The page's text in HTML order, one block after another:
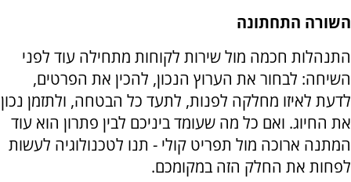
השורה התחתונה
התנהלות חכמה מול שירות לקוחות מתחילה עוד לפני
השיחה: לבחור את הערוץ הנכון, להכין את הפרטים,
לדעת לאיזו מחלקה לפנות, לתעד כל הבטחה, ולתזמן נכון
את החיוג. ואם כל מה שעומד ביניכם לבין פתרון הוא עוד
המתנה ארוכה מול תפריט קולי - תנו לטכנולוגיה לעשות
לפחות את החלק הזה במקומכם.